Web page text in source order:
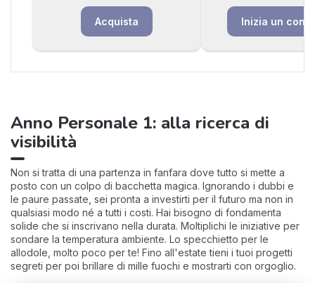
Acquista Inizia un
Anno Personale 1: alla ricerca di
visibilità
Non si tratta di una partenza in fanfara dove tutto si mette a
posto con un colpo di bacchetta magica. Ignorando i dubbi e
le paure passate, sei pronta a investirti per il futuro ma non in
qualsiasi modo né a tutti i costi. Hai bisogno di fondamenta
solide che si inscrivano nella durata. Moltiplichi le iniziative per
sondare la temperatura ambiente. Lo specchietto per le
allodole, molto poco per te! Fino all'estate tieni i tuoi progetti
segreti per poi brillare di mille fuochi e mostrarti con orgoglio.